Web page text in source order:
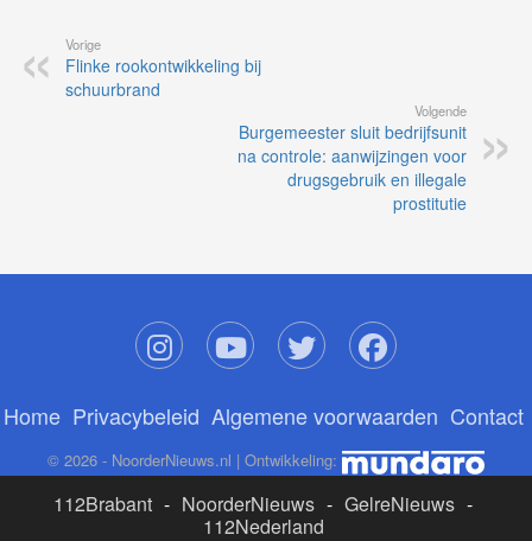
Vorige
Flinke rookontwikkeling bij
schuurbrand
Volgende
Burgemeester sluit bedrijfsunit
na controle: aanwijzingen voor
drugsgebruik en illegale
prostitutie
Home Privacybeleid Algemene voorwaarden Contact
© 2026 - NoorderNieuws.nl | Ontwikkeling:
112Brabant - NoorderNieuws - GelreNieuws -
112Nederland